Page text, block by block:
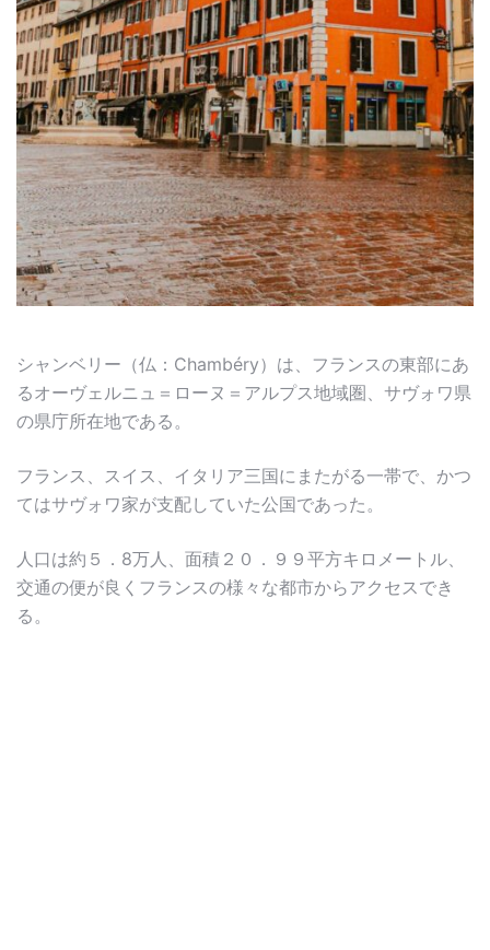
シャンベリー（仏：Chambéry）は、フランスの東部にあ
るオーヴェルニュ＝ローヌ＝アルプス地域圏、サヴォワ県
の県庁所在地である。
フランス、スイス、イタリア三国にまたがる一帯で、かつ
てはサヴォワ家が支配していた公国であった。
人口は約５．8万人、面積２０．９９平方キロメートル、
交通の便が良くフランスの様々な都市からアクセスでき
る。